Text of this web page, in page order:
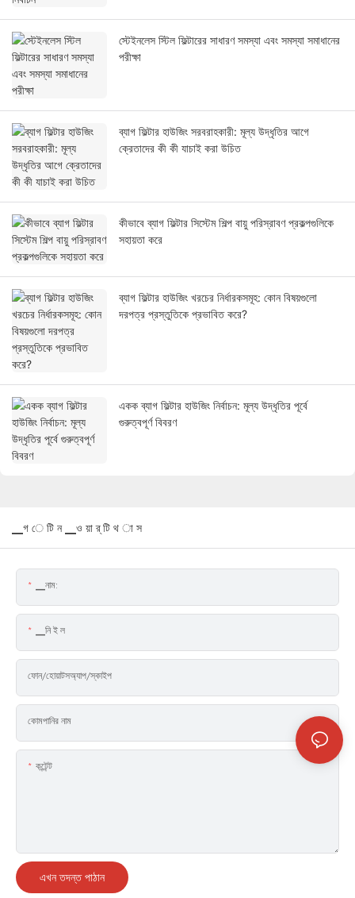
স্টেইনলেস স্টিল ফিল্টারের সাধারণ সমস্যা এবং সমস্যা সমাধানের
পরীক্ষা
ব্যাগ ফিল্টার হাউজিং সরবরাহকারী: মূল্য উদ্ধৃতির আগে
ক্রেতাদের কী কী যাচাই করা উচিত
কীভাবে ব্যাগ ফিল্টার সিস্টেম শিল্প বায়ু পরিস্রাবণ প্রকল্পগুলিকে
সহায়তা করে
ব্যাগ ফিল্টার হাউজিং খরচের নির্ধারকসমূহ: কোন বিষয়গুলো
দরপত্র প্রস্তুতিকে প্রভাবিত করে?
একক ব্যাগ ফিল্টার হাউজিং নির্বাচন: মূল্য উদ্ধৃতির পূর্বে
গুরুত্বপূর্ণ বিবরণ
▁গ ে টি ন ▁ও য়া র্ টি থ া স
▁নাম:
▁নি ই ল
ফোন/হোয়াটসঅ্যাপ/স্কাইপ
কোমপানির নাম
কন্টেন্ট
এখন তদন্ত পাঠান